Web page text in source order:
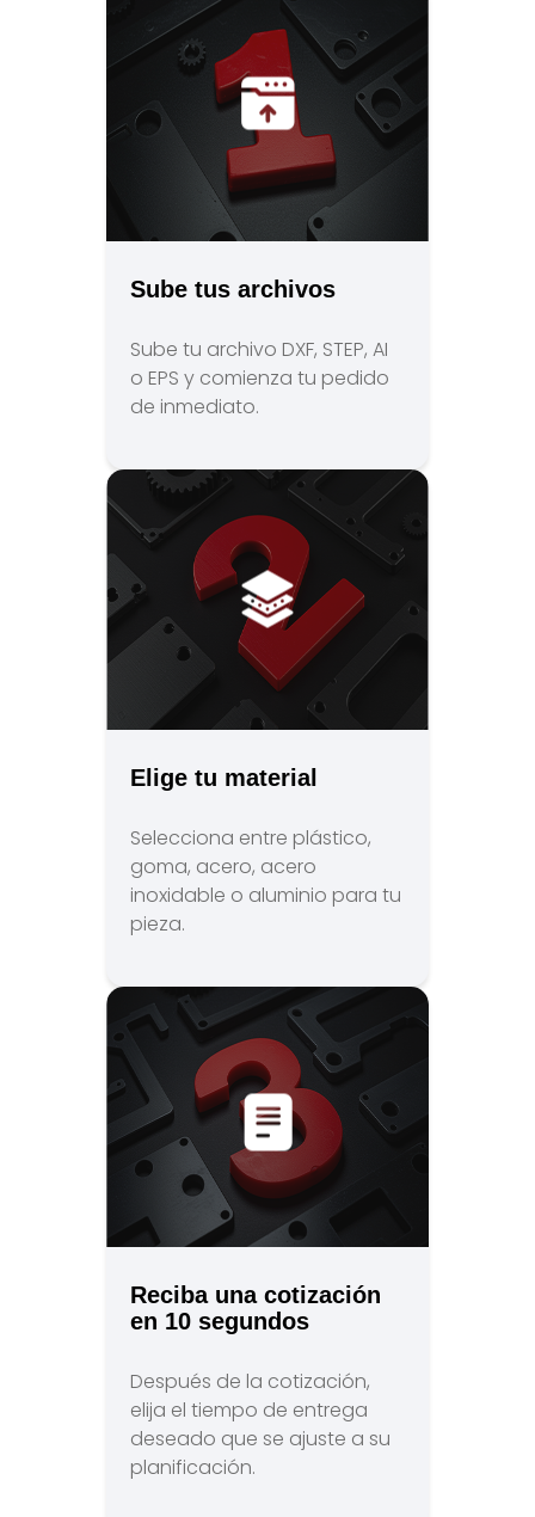
Sube tus archivos
Sube tu archivo DXF, STEP, AI
o EPS y comienza tu pedido
de inmediato.
Elige tu material
Selecciona entre plástico,
goma, acero, acero
inoxidable o aluminio para tu
pieza.
Reciba una cotización
en 10 segundos
Después de la cotización,
elija el tiempo de entrega
deseado que se ajuste a su
planificación.